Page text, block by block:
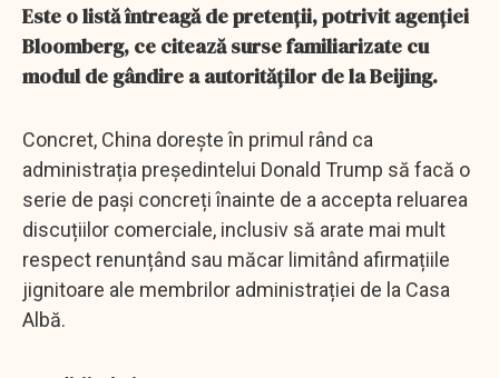
Este o listă întreagă de pretenții, potrivit agenției
Bloomberg, ce citează surse familiarizate cu
modul de gândire a autorităților de la Beijing.
Concret, China dorește în primul rând ca
administrația președintelui Donald Trump să facă o
serie de pași concreți înainte de a accepta reluarea
discuțiilor comerciale, inclusiv să arate mai mult
respect renunțând sau măcar limitând afirmațiile
jignitoare ale membrilor administrației de la Casa
Albă.